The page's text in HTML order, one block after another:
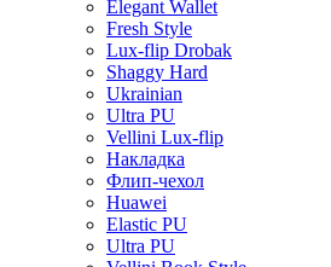
Elegant Wallet
Fresh Style
Lux-flip Drobak
Shaggy Hard
Ukrainian
Ultra PU
Vellini Lux-flip
Накладка
Флип-чехол
Huawei
Elastic PU
Ultra PU